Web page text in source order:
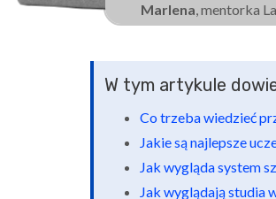
Marlena, mentorka
W tym artykule
Co trzeba wiedzieć
Jakie są najlepsze
Jak wygląda system
Jak wyglądają studia